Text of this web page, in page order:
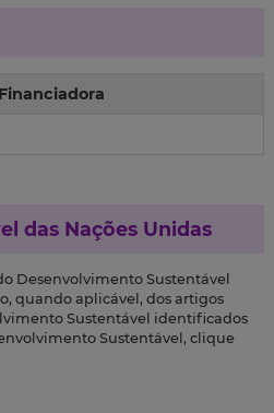
das Nações Unidas
Desenvolvimento Sustentável
quando aplicável, dos artigos
Sustentável identificados
Sustentável, clique